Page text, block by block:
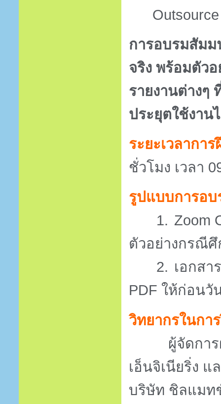
การอบรมสัมม
จริง พร้อมตัวอ
รายงานต่างๆ
ประยุตใช้งาน
ระยะเวลากา
ชั่วโมง เวลา
รูปแบบการอบ
1. Zoom
ตัวอย่างกรณี
2. เอกสา
PDF ให้ก่อนวั
วิทยากรในกา
ผู้จัดการฝ่า
เอ็นจิเนียริ่ง
บริษัท ชิลแมท